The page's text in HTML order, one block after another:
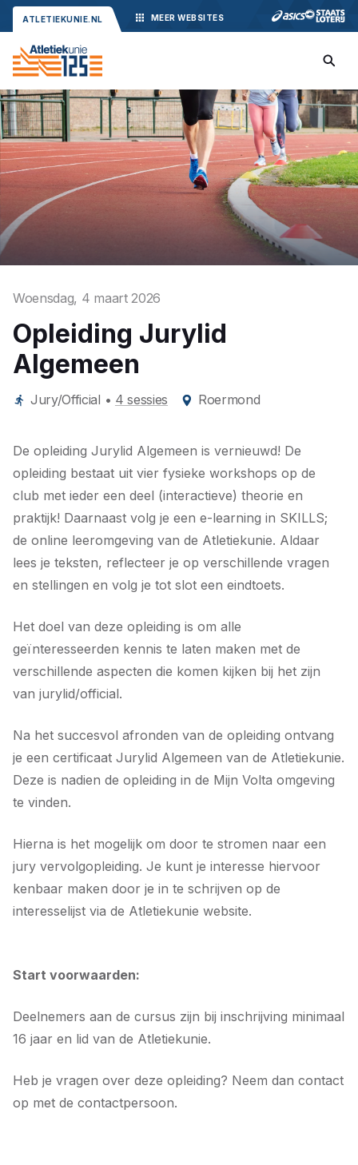
ATLETIEKUNIE.NL MEER WEBSITES
Woensdag, 4 maart 2026
Opleiding Jurylid
Algemeen
Jury/Official • 4 sessies Roermond
De opleiding Jurylid Algemeen is vernieuwd! De
opleiding bestaat uit vier fysieke workshops op de
club met ieder een deel (interactieve) theorie en
praktijk! Daarnaast volg je een e-learning in SKILLS;
de online leeromgeving van de Atletiekunie. Aldaar
lees je teksten, reflecteer je op verschillende vragen
en stellingen en volg je tot slot een eindtoets.
Het doel van deze opleiding is om alle
geïnteresseerden kennis te laten maken met de
verschillende aspecten die komen kijken bij het zijn
van jurylid/official.
Na het succesvol afronden van de opleiding ontvang
je een certificaat Jurylid Algemeen van de Atletiekunie.
Deze is nadien de opleiding in de Mijn Volta omgeving
te vinden.
Hierna is het mogelijk om door te stromen naar een
jury vervolgopleiding. Je kunt je interesse hiervoor
kenbaar maken door je in te schrijven op de
interesselijst via de Atletiekunie website.
Start voorwaarden:
Deelnemers aan de cursus zijn bij inschrijving minimaal
16 jaar en lid van de Atletiekunie.
Heb je vragen over deze opleiding? Neem dan contact
op met de contactpersoon.